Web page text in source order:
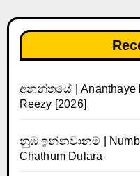
අනන්තයේ | Ananthaye
Reezy [2026]
නුඹ ඉන්නවානම් | Numba
Chathum Dulara